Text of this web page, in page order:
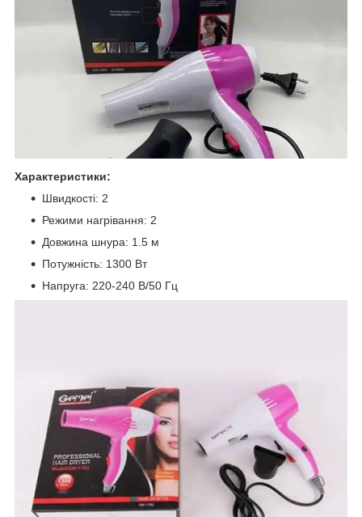
Характеристики:
Швидкості: 2
Режими нагрівання: 2
Довжина шнура: 1.5 м
Потужність: 1300 Вт
Напруга: 220-240 В/50 Гц